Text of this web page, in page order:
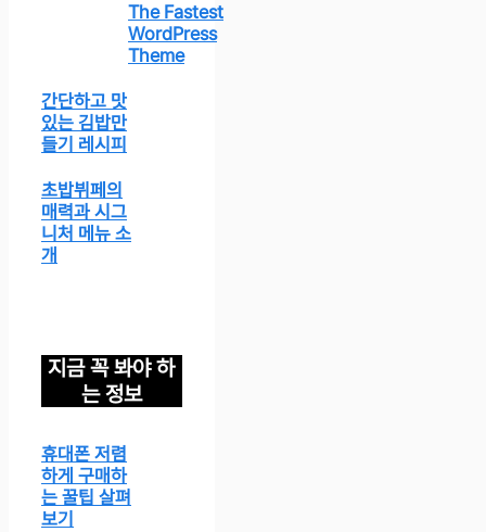
The Fastest
WordPress
Theme
간단하고 맛
있는 김밥만
들기 레시피
초밥뷔페의
매력과 시그
니처 메뉴 소
개
지금 꼭 봐야 하
는 정보
휴대폰 저렴
하게 구매하
는 꿀팁 살펴
보기